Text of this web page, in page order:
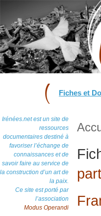
Fiches et
Irénées.net est un site de
ressources
documentaires destiné à
favoriser l’échange de
connaissances et de
savoir faire au service de
la construction d’un art de
la paix.
Ce site est porté par
l’association
Modus Operandi